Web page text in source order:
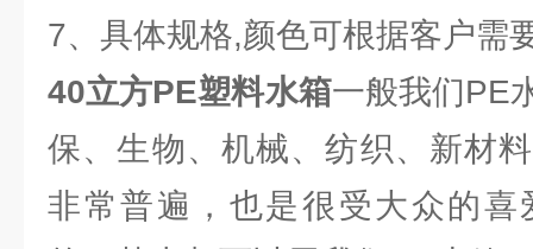
7、具体规格,颜色可根据客户需
40立方PE塑料水箱一般我们PE
保、生物、机械、纺织、新材
非常普遍，也是很受大众的喜